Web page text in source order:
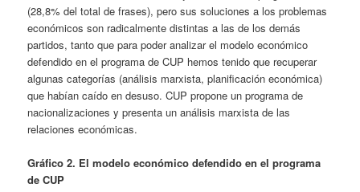
(28,8% del total de frases), pero sus soluciones a los problemas
económicos son radicalmente distintas a las de los demás
partidos, tanto que para poder analizar el modelo económico
defendido en el programa de CUP hemos tenido que recuperar
algunas categorías (análisis marxista, planificación económica)
que habían caído en desuso. CUP propone un programa de
nacionalizaciones y presenta un análisis marxista de las
relaciones económicas.
Gráfico 2. El modelo económico defendido en el programa
de CUP